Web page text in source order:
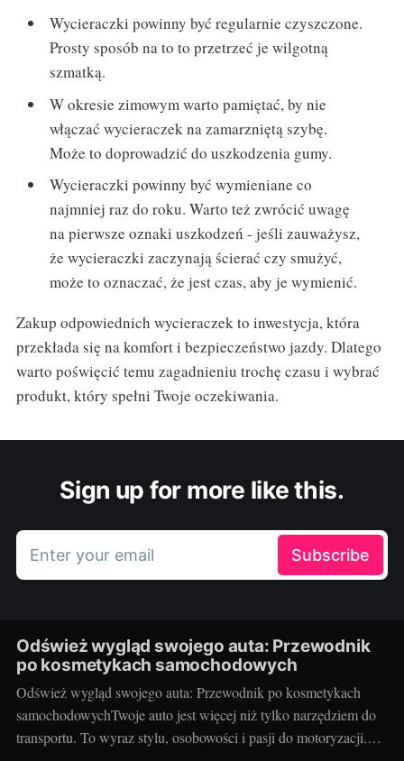
Wycieraczki powinny być regularnie czyszczone.
Prosty sposób na to to przetrzeć je wilgotną
szmatką.
W okresie zimowym warto pamiętać, by nie
włączać wycieraczek na zamarzniętą szybę.
Może to doprowadzić do uszkodzenia gumy.
Wycieraczki powinny być wymieniane co
najmniej raz do roku. Warto też zwrócić uwagę
na pierwsze oznaki uszkodzeń - jeśli zauważysz,
że wycieraczki zaczynają ścierać czy smużyć,
może to oznaczać, że jest czas, aby je wymienić.
Zakup odpowiednich wycieraczek to inwestycja, która
przekłada się na komfort i bezpieczeństwo jazdy. Dlatego
warto poświęcić temu zagadnieniu trochę czasu i wybrać
produkt, który spełni Twoje oczekiwania.
Sign up for more like this.
Enter your email Subscribe
Odśwież wygląd swojego auta: Przewodnik
po kosmetykach samochodowych
Odśwież wygląd swojego auta: Przewodnik po kosmetykach
samochodowychTwoje auto jest więcej niż tylko narzędziem do
transportu. To wyraz stylu, osobowości i pasji do motoryzacji.